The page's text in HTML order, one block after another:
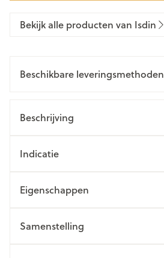
Bekijk alle producten van Isdin
Beschikbare leveringsmethoden
Beschrijving
Indicatie
Eigenschappen
Samenstelling